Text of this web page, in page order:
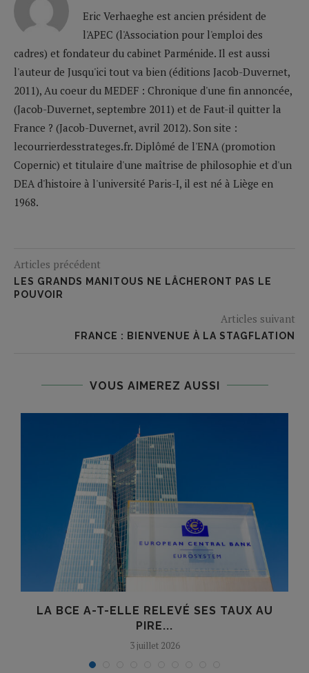
Eric Verhaeghe est ancien président de
l'APEC (l'Association pour l'emploi des
cadres) et fondateur du cabinet Parménide. Il est aussi
l'auteur de Jusqu'ici tout va bien (éditions Jacob-Duvernet,
2011), Au coeur du MEDEF : Chronique d'une fin annoncée,
(Jacob-Duvernet, septembre 2011) et de Faut-il quitter la
France ? (Jacob-Duvernet, avril 2012). Son site :
lecourrierdesstrateges.fr. Diplômé de l'ENA (promotion
Copernic) et titulaire d'une maîtrise de philosophie et d'un
DEA d'histoire à l'université Paris-I, il est né à Liège en
1968.
Articles précédent
LES GRANDS MANITOUS NE LÂCHERONT PAS LE
POUVOIR
Articles suivant
FRANCE : BIENVENUE À LA STAGFLATION
VOUS AIMEREZ AUSSI
LA BCE A-T-ELLE RELEVÉ SES TAUX AU
PIRE...
3 juillet 2026